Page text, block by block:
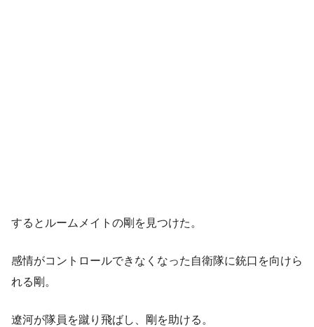
するとルームメイトの剛を見つけた。
感情がコントロールできなくなった自衛隊に銃口を向けら
れる剛。
遼河が隊員を蹴り飛ばし、剛を助ける。